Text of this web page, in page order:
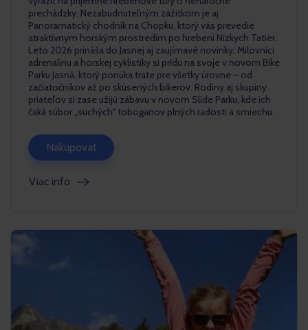
prechádzky. Nezabudnuteľným zážitkom je aj
Panoramatický chodník na Chopku, ktorý vás prevedie
atraktívnym horským prostredím po hrebeni Nízkych Tatier.
Leto 2026 prináša do Jasnej aj zaujímavé novinky. Milovníci
adrenalínu a horskej cyklistiky si prídu na svoje v novom Bike
Parku Jasná, ktorý ponúka trate pre všetky úrovne – od
začiatočníkov až po skúsených bikerov. Rodiny aj skupiny
priateľov si zase užijú zábavu v novom Slide Parku, kde ich
čaká súbor „suchých“ toboganov plných radosti a smiechu.
Nakupovať
Viac info